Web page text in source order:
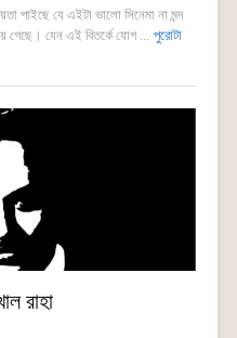
পাইছে যে এইটা ভালো সিনেমা না মন্দ
গেছে। যেন এই বিতর্কে যোগ ... পুরোটা
রাহা